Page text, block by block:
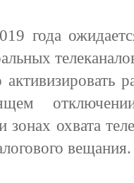
года
зонах охвата
вещания.